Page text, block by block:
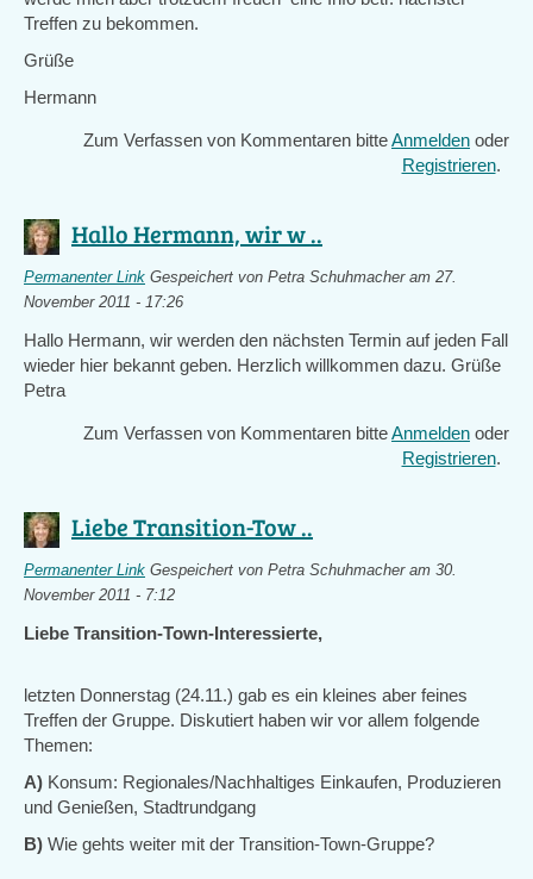
Treffen zu bekommen.
Grüße
Hermann
Zum Verfassen von Kommentaren bitteAnmelden oder
Registrieren.
Hallo Hermann, wir w ..
Permanenter Link Gespeichert von Petra Schuhmacheram 27.
November 2011 - 17:26
Hallo Hermann, wir werden den nächsten Termin auf jeden Fall
wieder hier bekannt geben. Herzlich willkommen dazu. Grüße
Petra
Zum Verfassen von Kommentaren bitteAnmelden oder
Registrieren.
Liebe Transition-Tow ..
Permanenter Link Gespeichert von Petra Schuhmacheram 30.
November 2011 - 7:12
Liebe Transition-Town-Interessierte,
letzten Donnerstag (24.11.) gab es ein kleines aber feines
Treffen der Gruppe. Diskutiert haben wir vor allem folgende
Themen:
A) Konsum: Regionales/Nachhaltiges Einkaufen, Produzieren
und Genießen, Stadtrundgang
B) Wie gehts weiter mit der Transition-Town-Gruppe?